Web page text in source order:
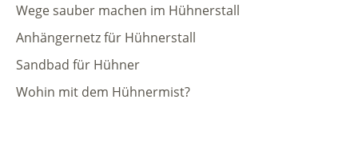
Wege sauber machen im Hühnerstall
Anhängernetz für Hühnerstall
Sandbad für Hühner
Wohin mit dem Hühnermist?